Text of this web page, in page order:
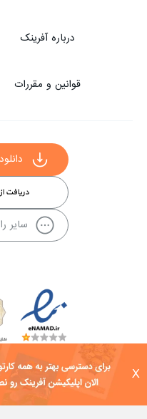
X
درباره آفرینک
قوانین و مقررات
سایر
کلیه حقوق این سایت به شرکت